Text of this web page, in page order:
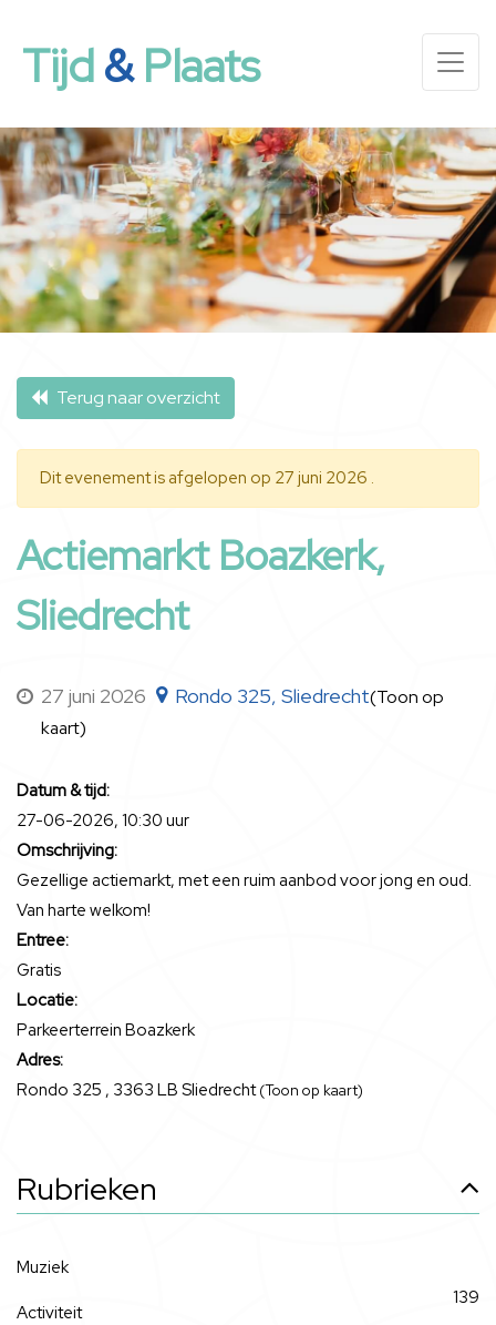
Tijd&Plaats
Terug naar overzicht
Dit evenement is afgelopen op 27 juni 2026 .
Actiemarkt Boazkerk,
Sliedrecht
27 juni 2026 Rondo 325, Sliedrecht(Toon op
kaart)
Datum & tijd:
27-06-2026, 10:30 uur
Omschrijving:
Gezellige actiemarkt, met een ruim aanbod voor jong en oud.
Van harte welkom!
Entree:
Gratis
Locatie:
Parkeerterrein Boazkerk
Adres:
Rondo 325 , 3363 LB Sliedrecht(Toon op kaart)
Rubrieken
Muziek
139
Activiteit